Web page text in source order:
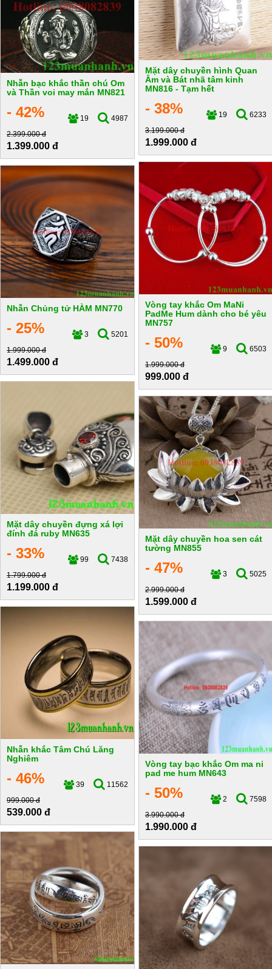
Mặt dây chuyền hình Quan
Âm và Bát nhã tâm kinh
MN816 - Tạm hết
- 38% 19
6233
3.199.000 đ
1.999.000 đ
Nhẫn bạc khắc thần chú Om
và Thần voi may mắn MN821
- 42% 19
4987
2.399.000 đ
1.399.000 đ
Vòng tay khắc Om MaNi
PadMe Hum dành cho bé yêu
MN757
- 50% 9
6503
1.999.000 đ
999.000 đ
Nhẫn Chủng tử HÀM MN770
- 25% 3
5201
1.999.000 đ
1.499.000 đ
Mặt dây chuyền đựng xá lợi
đính đá ruby MN635
- 33% 99
7438
1.799.000 đ
1.199.000 đ
Mặt dây chuyền hoa sen cát
tường MN855
- 47% 3
5025
2.999.000 đ
1.599.000 đ
Nhẫn khắc Tâm Chú Lăng
Nghiêm
- 46% 39
11562
999.000 đ
539.000 đ
Vòng tay bạc khắc Om ma ni
pad me hum MN643
- 50% 2
7598
3.990.000 đ
1.990.000 đ